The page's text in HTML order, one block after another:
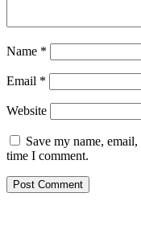
Name *
Email *
Website
Save my name,
time I comment.